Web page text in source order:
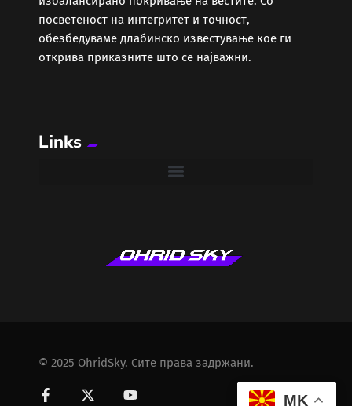
посветеност на интегритет и точност,
обезбедуваме длабинско известување кое ги
открива приказните што се најважни.
Links
© 2025 OhridSky. Сите права задржани.
MK